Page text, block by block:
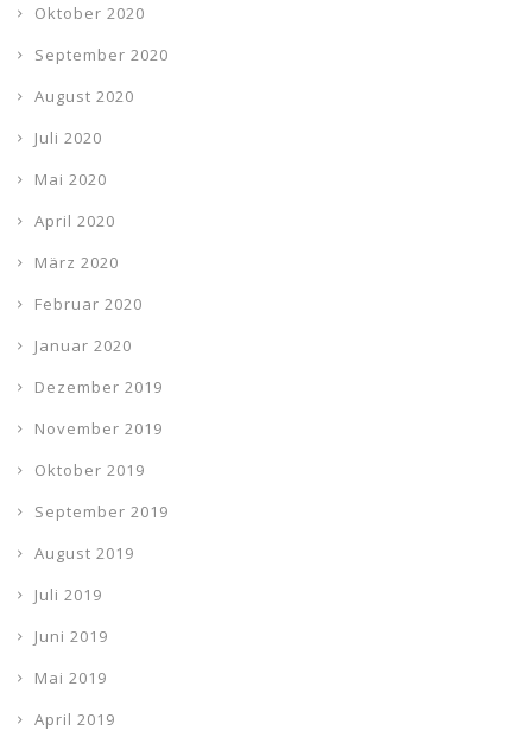
Oktober 2020
September 2020
August 2020
Juli 2020
Mai 2020
April 2020
März 2020
Februar 2020
Januar 2020
Dezember 2019
November 2019
Oktober 2019
September 2019
August 2019
Juli 2019
Juni 2019
Mai 2019
April 2019